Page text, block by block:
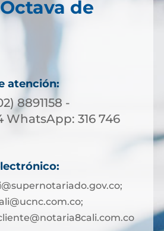
de
atención:
8891158 -
WhatsApp: 316 746